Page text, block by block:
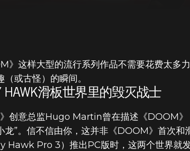
》这样大型的流行系列作品不需要花费太多
（或古怪）的瞬间。
HAWK滑板世界里的毁灭战士
创意总监Hugo Martin曾在描述《DOOM》
龙”。信不信由你，这并非《DOOM》首次
Hawk Pro 3）推出PC版时，这两个世界就发